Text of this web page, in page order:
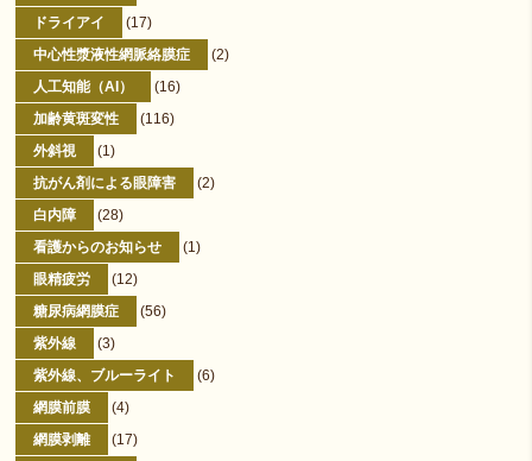
ドライアイ
(17)
中心性漿液性網脈絡膜症
(2)
人工知能（AI）
(16)
加齢黄斑変性
(116)
外斜視
(1)
抗がん剤による眼障害
(2)
白内障
(28)
看護からのお知らせ
(1)
眼精疲労
(12)
糖尿病網膜症
(56)
紫外線
(3)
紫外線、ブルーライト
(6)
網膜前膜
(4)
網膜剥離
(17)